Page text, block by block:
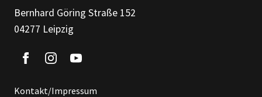
Bernhard Göring Straße 152
04277 Leipzig
Kontakt/Impressum